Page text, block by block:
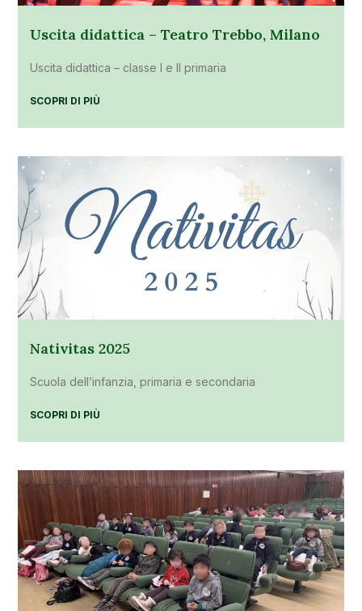
Uscita didattica – Teatro Trebbo, Milano
Uscita didattica – classe I e II primaria
SCOPRI DI PIÙ
Nativitas 2025
Scuola dell’infanzia, primaria e secondaria
SCOPRI DI PIÙ